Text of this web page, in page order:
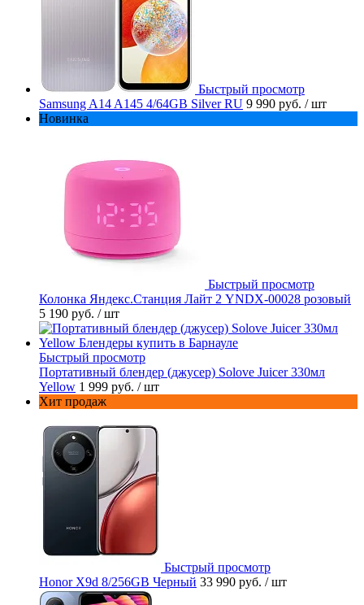
Быстрый просмотр
Samsung A14 A145 4/64GB Silver RU 9 990 руб. / шт
Новинка
Быстрый просмотр
Колонка Яндекс.Станция Лайт 2 YNDX-00028 розовый
5 190 руб. / шт
Быстрый просмотр
Портативный блендер (джусер) Solove Juicer 330мл
Yellow 1 999 руб. / шт
Хит продаж
Быстрый просмотр
Honor X9d 8/256GB Черный 33 990 руб. / шт